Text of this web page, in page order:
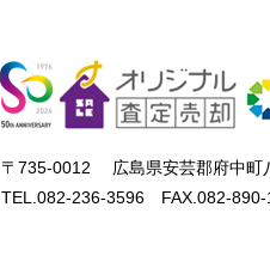
〒735-0012 広島県安芸郡府中町
TEL.082-236-3596 FAX.082-890-